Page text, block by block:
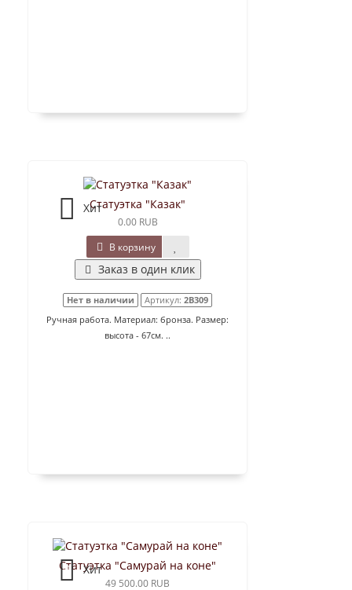
Хит
Статуэтка "Казак"
0.00 RUB
В корзину
Заказ в один клик
Нет в наличии Артикул: 2B309
Ручная работа. Материал: бронза. Размер:
высота - 67см. ..
Хит
Статуэтка "Самурай на коне"
49 500.00 RUB